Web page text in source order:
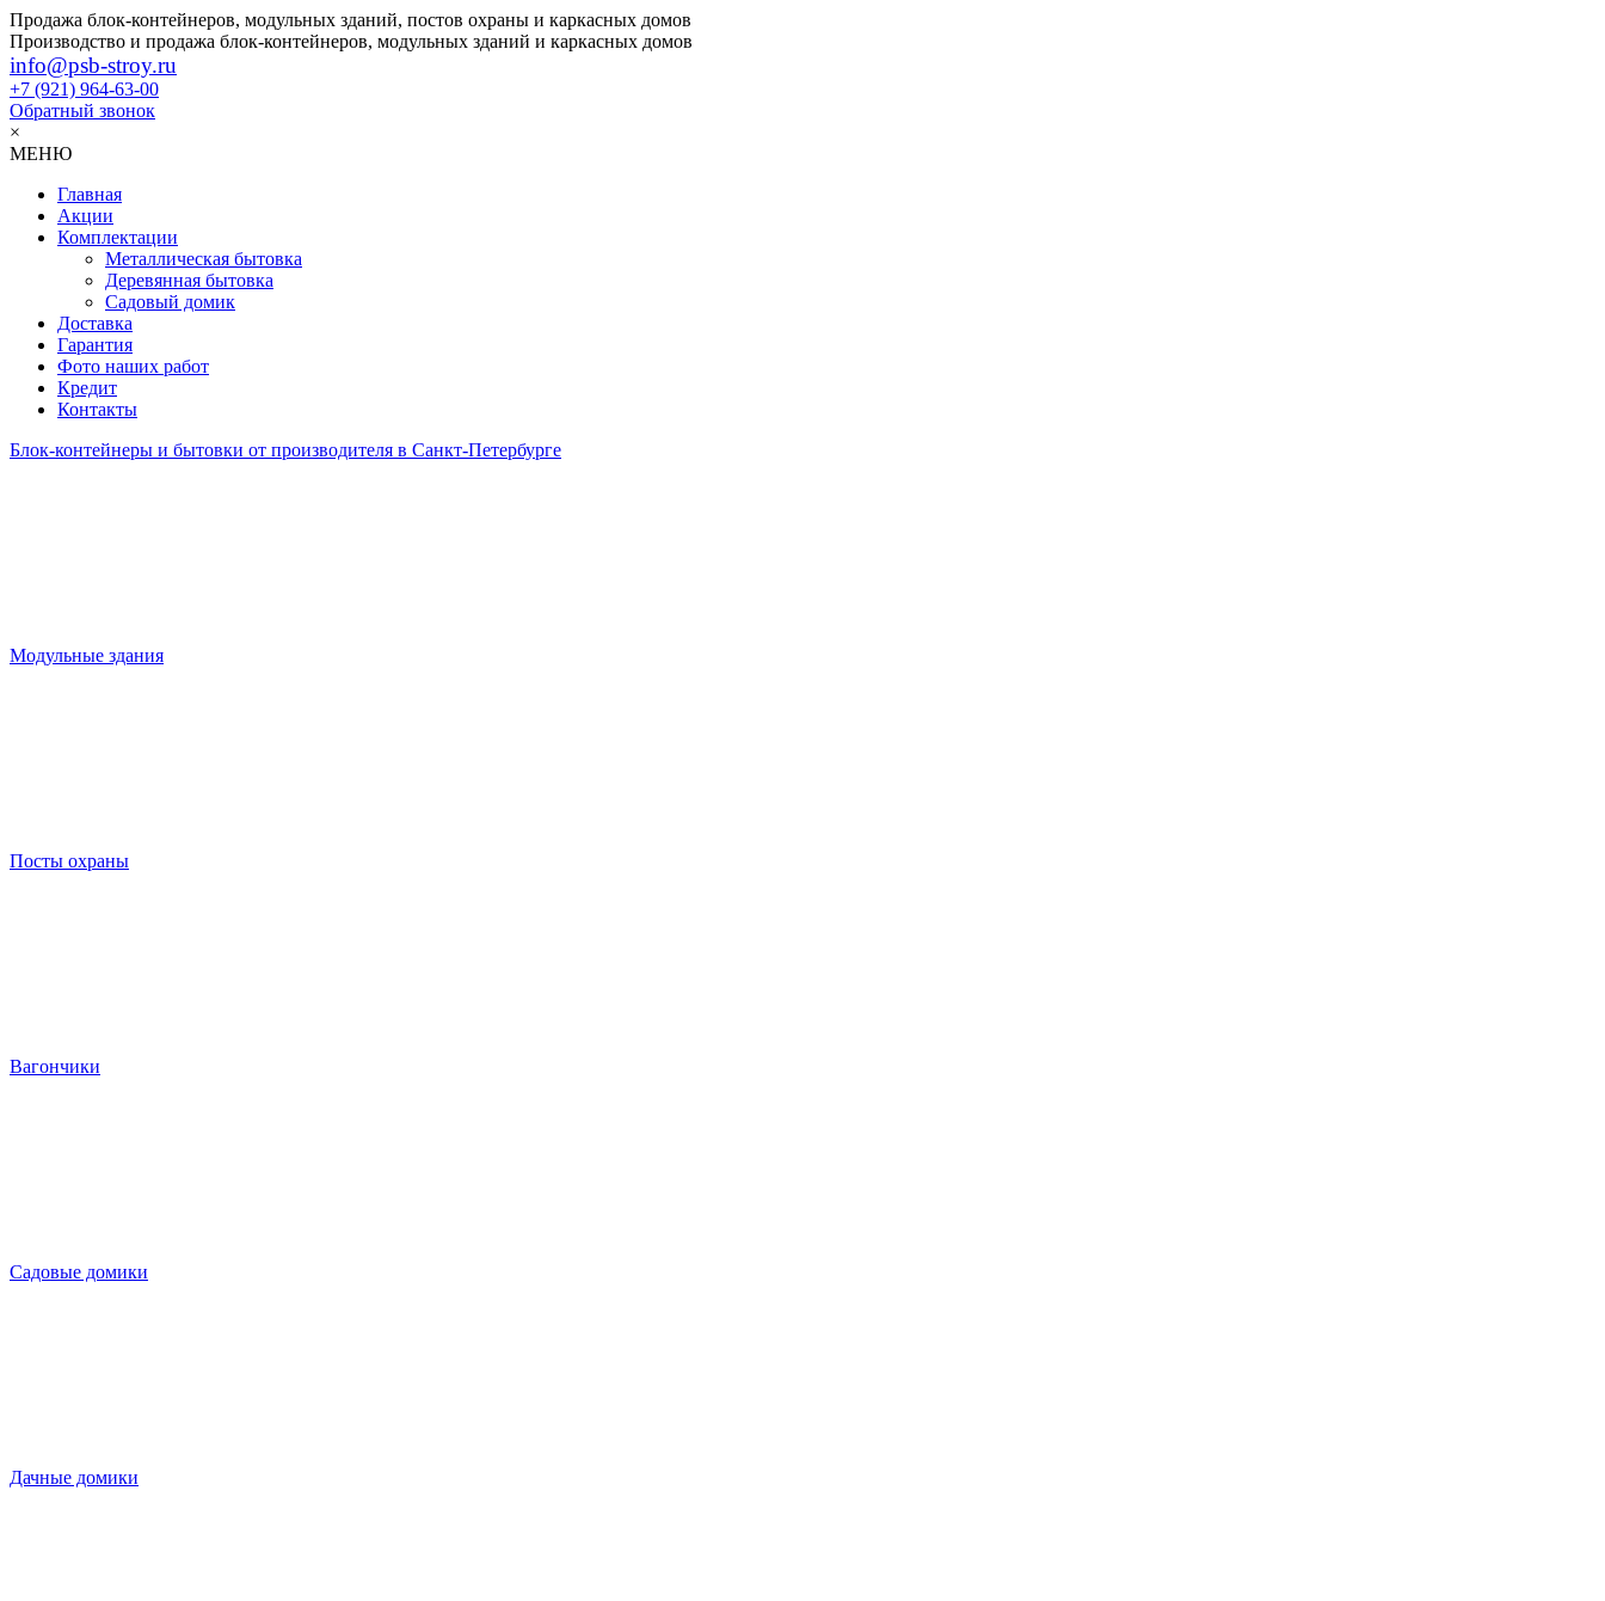
Продажа блок-контейнеров, модульных зданий, постов охраны и каркасных домов
Производство и продажа блок-контейнеров, модульных зданий и каркасных домов
info@psb-stroy.ru
+7 (921) 964-63-00
Обратный звонок
×
МЕНЮ
Главная
Акции
Комплектации
Металлическая бытовка
Деревянная бытовка
Садовый домик
Доставка
Гарантия
Фото наших работ
Кредит
Контакты
Блок-контейнеры и бытовки от производителя в Санкт-Петербурге
Модульные здания
Посты охраны
Вагончики
Садовые домики
Дачные домики